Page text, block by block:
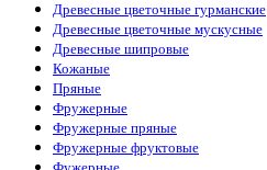
Древесные цветочные гурманские
Древесные цветочные мускусные
Древесные шипровые
Кожаные
Пряные
Фружерные
Фружерные пряные
Фружерные фруктовые